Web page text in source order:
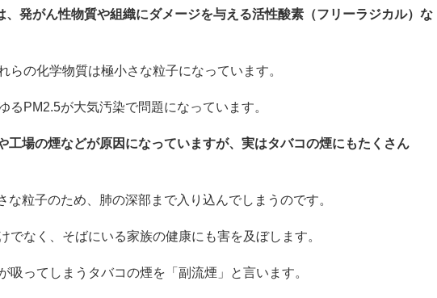
、発がん性物質や組織にダメージを与える活性酸素（フリーラジカル）な
らの化学物質は極小さな粒子になっています。
るPM2.5が大気汚染で問題になっています。
工場の煙などが原因になっていますが、実はタバコの煙にもたくさん
な粒子のため、肺の深部まで入り込んでしまうのです。
でなく、そばにいる家族の健康にも害を及ぼします。
吸ってしまうタバコの煙を「副流煙」と言います。